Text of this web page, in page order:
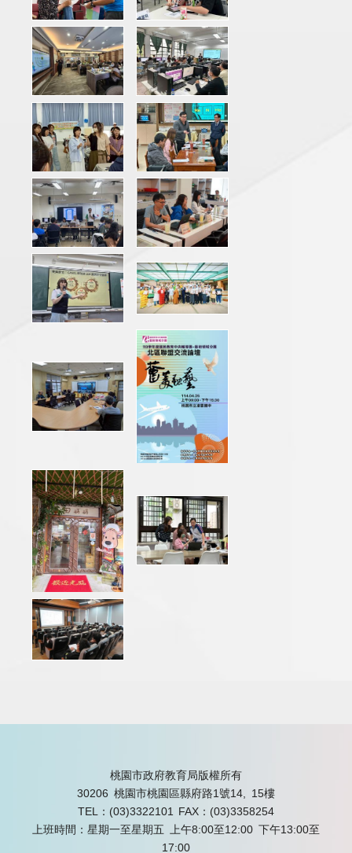
桃園市政府教育局版權所有
30206 桃園市桃園區縣府路1號14, 15樓
TEL：(03)3322101
FAX：(03)3358254
上班時間：星期一至星期五 上午8:00至12:00 下午13:00至
17:00